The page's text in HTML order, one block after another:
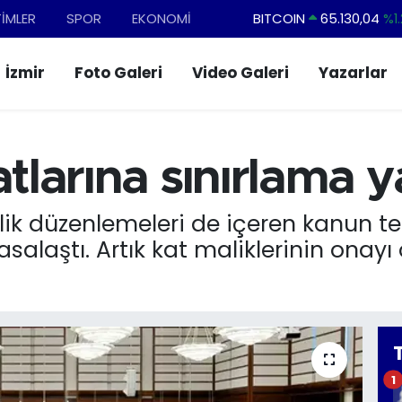
SPOR EKONOMİ
DOLAR
47,7436
İzmir Foto Galeri Video Galeri Yazarlar
sınırlama
düzenlemeleri de içeren kanun
Artık kat maliklerinin
1